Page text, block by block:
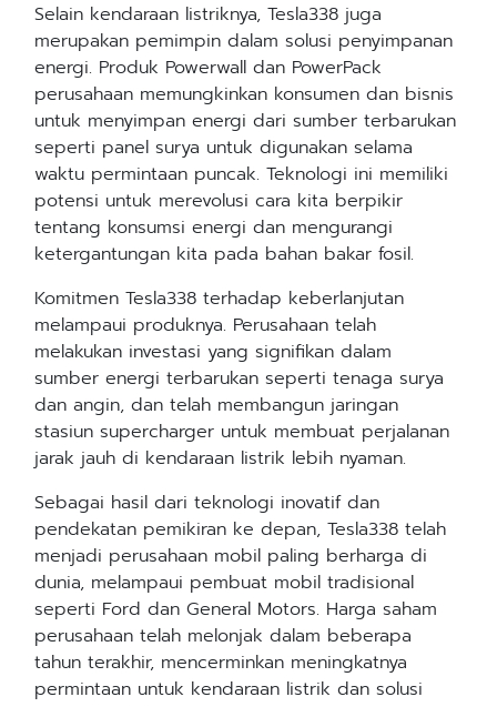
Selain kendaraan listriknya, Tesla338 juga
merupakan pemimpin dalam solusi penyimpanan
energi. Produk Powerwall dan PowerPack
perusahaan memungkinkan konsumen dan bisnis
untuk menyimpan energi dari sumber terbarukan
seperti panel surya untuk digunakan selama
waktu permintaan puncak. Teknologi ini memiliki
potensi untuk merevolusi cara kita berpikir
tentang konsumsi energi dan mengurangi
ketergantungan kita pada bahan bakar fosil.
Komitmen Tesla338 terhadap keberlanjutan
melampaui produknya. Perusahaan telah
melakukan investasi yang signifikan dalam
sumber energi terbarukan seperti tenaga surya
dan angin, dan telah membangun jaringan
stasiun supercharger untuk membuat perjalanan
jarak jauh di kendaraan listrik lebih nyaman.
Sebagai hasil dari teknologi inovatif dan
pendekatan pemikiran ke depan, Tesla338 telah
menjadi perusahaan mobil paling berharga di
dunia, melampaui pembuat mobil tradisional
seperti Ford dan General Motors. Harga saham
perusahaan telah melonjak dalam beberapa
tahun terakhir, mencerminkan meningkatnya
permintaan untuk kendaraan listrik dan solusi